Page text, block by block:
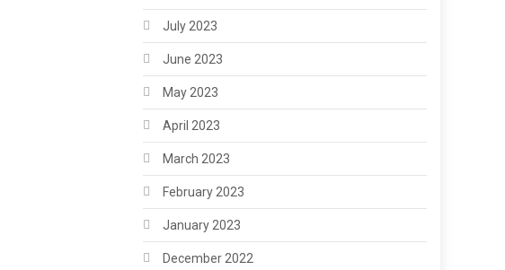
July 2023
June 2023
May 2023
April 2023
March 2023
February 2023
January 2023
December 2022